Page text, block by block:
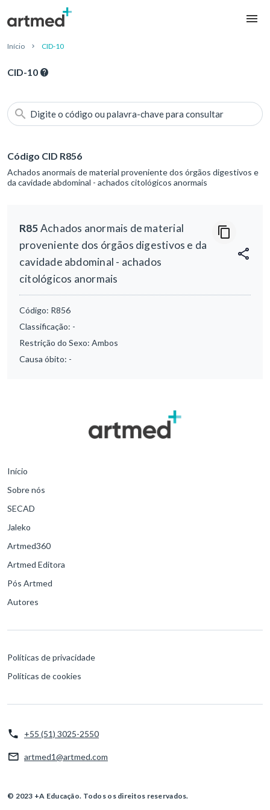
Início CID-10
CID-10
Digite o código ou palavra-chave para consultar
Código CID R856
Achados anormais de material proveniente dos órgãos digestivos e
da cavidade abdominal - achados citológicos anormais
R85Achados anormais de material
proveniente dos órgãos digestivos e da
cavidade abdominal - achados
citológicos anormais
Código: R856
Classificação: -
Restrição do Sexo: Ambos
Causa óbito: -
Início
Sobre nós
SECAD
Jaleko
Artmed360
Artmed Editora
Pós Artmed
Autores
Políticas de privacidade
Políticas de cookies
+55 (51) 3025-2550
artmed1@artmed.com
© 2023 +A Educação. Todos os direitos reservados.